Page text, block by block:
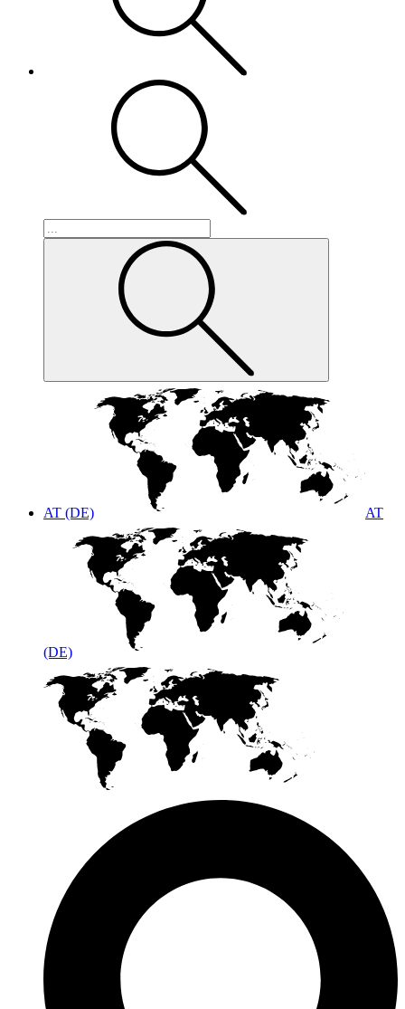
AT (DE) AT
(DE)